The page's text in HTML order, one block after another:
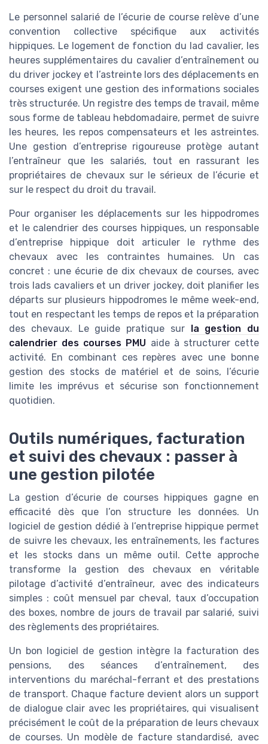
Le personnel salarié de l’écurie de course relève d’une
convention collective spécifique aux activités
hippiques. Le logement de fonction du lad cavalier, les
heures supplémentaires du cavalier d’entraînement ou
du driver jockey et l’astreinte lors des déplacements en
courses exigent une gestion des informations sociales
très structurée. Un registre des temps de travail, même
sous forme de tableau hebdomadaire, permet de suivre
les heures, les repos compensateurs et les astreintes.
Une gestion d’entreprise rigoureuse protège autant
l’entraîneur que les salariés, tout en rassurant les
propriétaires de chevaux sur le sérieux de l’écurie et
sur le respect du droit du travail.
Pour organiser les déplacements sur les hippodromes
et le calendrier des courses hippiques, un responsable
d’entreprise hippique doit articuler le rythme des
chevaux avec les contraintes humaines. Un cas
concret : une écurie de dix chevaux de courses, avec
trois lads cavaliers et un driver jockey, doit planifier les
départs sur plusieurs hippodromes le même week-end,
tout en respectant les temps de repos et la préparation
des chevaux. Le guide pratique sur
la gestion du
calendrier des courses PMU aide à structurer cette
activité. En combinant ces repères avec une bonne
gestion des stocks de matériel et de soins, l’écurie
limite les imprévus et sécurise son fonctionnement
quotidien.
Outils numériques, facturation
et suivi des chevaux : passer à
une gestion pilotée
La gestion d’écurie de courses hippiques gagne en
efficacité dès que l’on structure les données. Un
logiciel de gestion dédié à l’entreprise hippique permet
de suivre les chevaux, les entraînements, les factures
et les stocks dans un même outil. Cette approche
transforme la gestion des chevaux en véritable
pilotage d’activité d’entraîneur, avec des indicateurs
simples : coût mensuel par cheval, taux d’occupation
des boxes, nombre de jours de travail par salarié, suivi
des règlements des propriétaires.
Un bon logiciel de gestion intègre la facturation des
pensions, des séances d’entraînement, des
interventions du maréchal-ferrant et des prestations
de transport. Chaque facture devient alors un support
de dialogue clair avec les propriétaires, qui visualisent
précisément le coût de la préparation de leurs chevaux
de courses. Un modèle de facture standardisé, avec